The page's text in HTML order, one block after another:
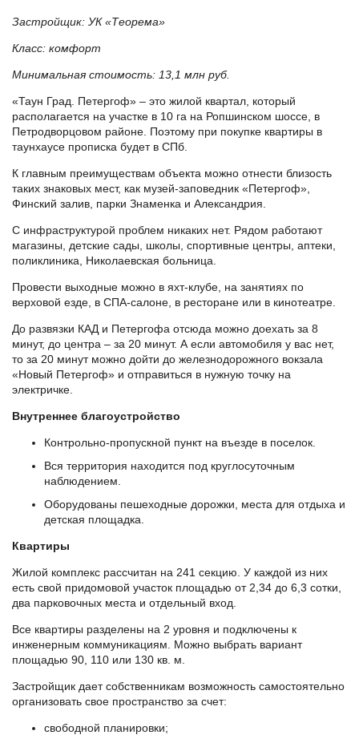
Застройщик: УК «Теорема»
Класс: комфорт
Минимальная стоимость: 13,1 млн руб.
«Таун Град. Петергоф» – это жилой квартал, который
располагается на участке в 10 га на Ропшинском шоссе, в
Петродворцовом районе. Поэтому при покупке квартиры в
таунхаусе прописка будет в СПб.
К главным преимуществам объекта можно отнести близость
таких знаковых мест, как музей-заповедник «Петергоф»,
Финский залив, парки Знаменка и Александрия.
С инфраструктурой проблем никаких нет. Рядом работают
магазины, детские сады, школы, спортивные центры, аптеки,
поликлиника, Николаевская больница.
Провести выходные можно в яхт-клубе, на занятиях по
верховой езде, в СПА-салоне, в ресторане или в кинотеатре.
До развязки КАД и Петергофа отсюда можно доехать за 8
минут, до центра – за 20 минут. А если автомобиля у вас нет,
то за 20 минут можно дойти до железнодорожного вокзала
«Новый Петергоф» и отправиться в нужную точку на
электричке.
Внутреннее благоустройство
Контрольно-пропускной пункт на въезде в поселок.
Вся территория находится под круглосуточным
наблюдением.
Оборудованы пешеходные дорожки, места для отдыха и
детская площадка.
Квартиры
Жилой комплекс рассчитан на 241 секцию. У каждой из них
есть свой придомовой участок площадью от 2,34 до 6,3 сотки,
два парковочных места и отдельный вход.
Все квартиры разделены на 2 уровня и подключены к
инженерным коммуникациям. Можно выбрать вариант
площадью 90, 110 или 130 кв. м.
Застройщик дает собственникам возможность самостоятельно
организовать свое пространство за счет:
свободной планировки;